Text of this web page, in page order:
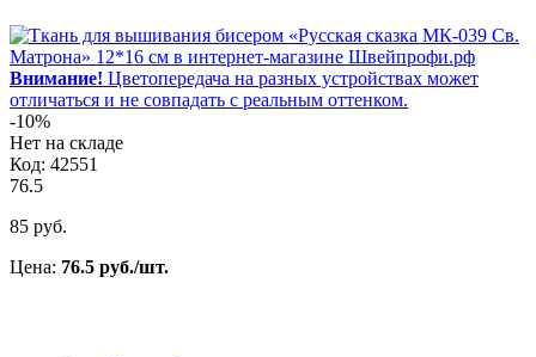
Внимание! Цветопередача на разных устройствах может
отличаться и не совпадать с реальным оттенком.
-10%
Нет на складе
Код: 42551
76.5
85 руб.
Цена: 76.5 руб./шт.